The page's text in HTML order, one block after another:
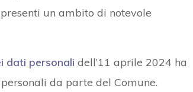
un ambito di notevole
dati personali dell’11 aprile 2024 ha
da parte del Comune.
News, attualità e analisi Cyber sicurezza e privacy